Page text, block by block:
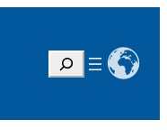
u
h